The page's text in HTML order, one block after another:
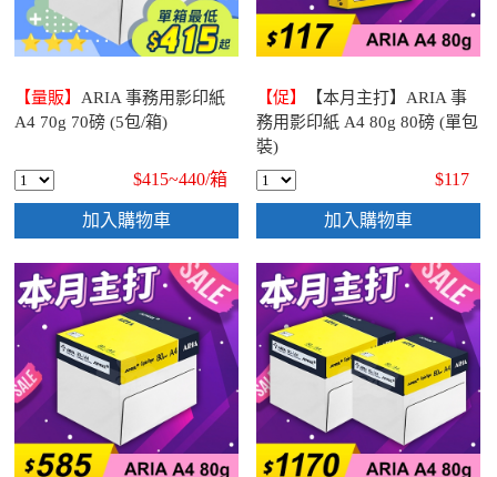
【量販】 ARIA 事務用影印紙
A4 70g 70磅 (5包/箱)
$415~440/箱
加入購物車
【促】
【本月主打】ARIA 事
務用影印紙 A4 80g 80磅 (單包
裝)
$117
加入購物車